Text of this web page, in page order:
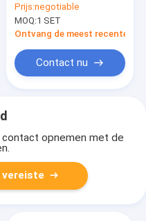
flessen met online
afkeur
Prijs:negotiable
MOQ:1 SET
Ontvang de meest recente
Contact nu
opnemen met de
vereiste